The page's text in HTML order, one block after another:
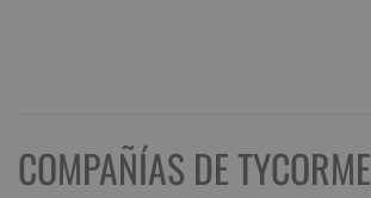
COMPAÑÍAS DE